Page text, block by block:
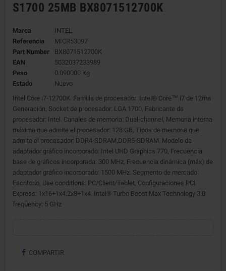
S1700 25MB BX8071512700K
Marca
INTEL
Referencia
MICR53097
Part Number
BX8071512700K
EAN
5032037233989
Peso
0.090000 Kg
Estado
Nuevo
Intel Core i7-12700K. Familia de procesador: Intel® Core™ i7 de 12ma
Generación, Socket de procesador: LGA 1700, Fabricante de
procesador: Intel. Canales de memoria: Dual-channel, Memoria interna
máxima que admite el procesador: 128 GB, Tipos de memoria que
admite el procesador: DDR4-SDRAM,DDR5-SDRAM. Modelo de
adaptador gráfico incorporado: Intel UHD Graphics 770, Frecuencia
base de gráficos incorporada: 300 MHz, Frecuencia dinámica (máx) de
adaptador gráfico incorporado: 1500 MHz. Segmento de mercado:
Escritorio, Use conditions: PC/Client/Tablet, Configuraciones PCI
Express: 1x16+1x4,2x8+1x4. Intel® Turbo Boost Max Technology 3.0
frequency: 5 GHz
COMPARTIR